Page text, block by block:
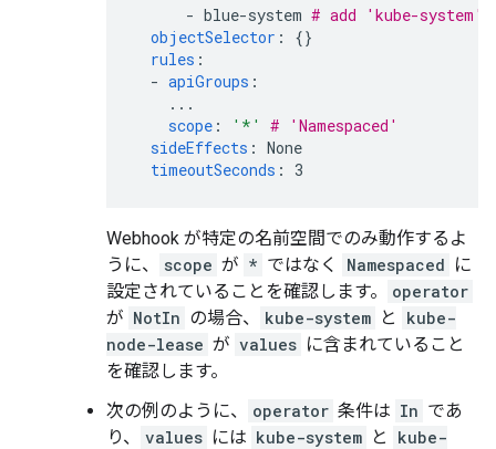
- blue-system # add 'kube-
objectSelector :
{}
rules :
- apiGroups :
...
scope : '*'
# 'Namespaced'
sideEffects : None
timeoutSeconds : 3
Webhook が特定の名前空間でのみ動作するよ
うに、
scope が * ではなく Namespaced に
設定されていることを確認します。
operator
が NotIn の場合、 kube-system と
kube-
node-lease が values に含まれていること
を確認します。
次の例のように、
operator 条件は In であ
り、
values には kube-system と
kube-